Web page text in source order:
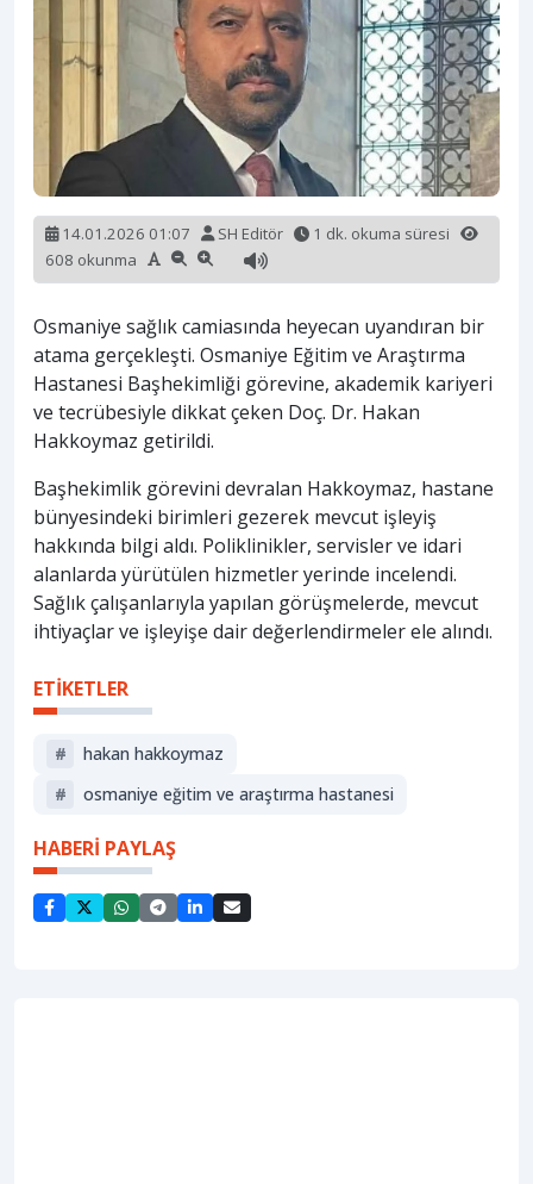
14.01.2026 01:07 SH Editör
1 dk. okuma süresi
608 okunma
Osmaniye sağlık camiasında heyecan uyandıran bir
atama gerçekleşti. Osmaniye Eğitim ve Araştırma
Hastanesi Başhekimliği görevine, akademik kariyeri
ve tecrübesiyle dikkat çeken Doç. Dr. Hakan
Hakkoymaz getirildi.
Başhekimlik görevini devralan Hakkoymaz, hastane
bünyesindeki birimleri gezerek mevcut işleyiş
hakkında bilgi aldı. Poliklinikler, servisler ve idari
alanlarda yürütülen hizmetler yerinde incelendi.
Sağlık çalışanlarıyla yapılan görüşmelerde, mevcut
ihtiyaçlar ve işleyişe dair değerlendirmeler ele alındı.
ETİKETLER
#
hakan hakkoymaz
#
osmaniye eğitim ve araştırma hastanesi
HABERİ PAYLAŞ